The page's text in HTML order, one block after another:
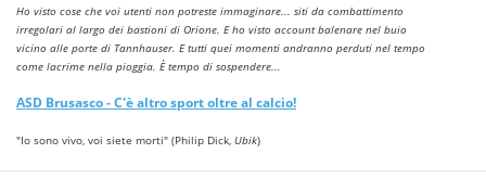
Ho visto cose che voi utenti non potreste immaginare... siti da combattimento
irregolari al largo dei bastioni di Orione. E ho visto account balenare nel buio
vicino alle porte di Tannhauser. E tutti quei momenti andranno perduti nel tempo
come lacrime nella pioggia. È tempo di sospendere...
ASD Brusasco- C'è altro sport oltre al calcio!
"Io sono vivo, voi siete morti" (Philip Dick, Ubik)